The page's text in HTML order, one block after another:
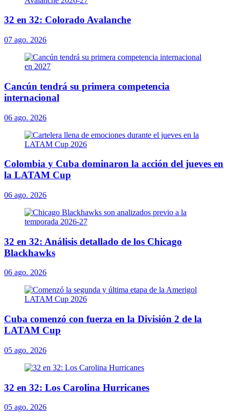
32 en 32: Colorado Avalanche
07 ago. 2026
Cancún tendrá su primera competencia
internacional
06 ago. 2026
Colombia y Cuba dominaron la acción del jueves en
la LATAM Cup
06 ago. 2026
32 en 32: Análisis detallado de los Chicago
Blackhawks
06 ago. 2026
Cuba comenzó con fuerza en la División 2 de la
LATAM Cup
05 ago. 2026
32 en 32: Los Carolina Hurricanes
05 ago. 2026